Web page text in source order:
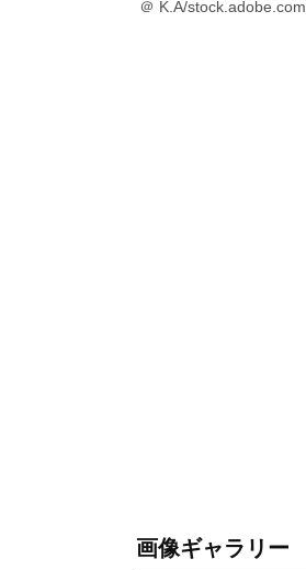
＠ K.A/stock.adobe.com
画像ギャラリー